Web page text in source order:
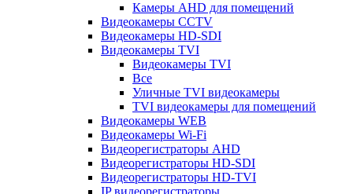
Камеры AHD для помещений
Видеокамеры CCTV
Видеокамеры HD-SDI
Видеокамеры TVI
Видеокамеры TVI
Все
Уличные TVI видеокамеры
TVI видеокамеры для помещений
Видеокамеры WEB
Видеокамеры Wi-Fi
Видеорегистраторы AHD
Видеорегистраторы HD-SDI
Видеорегистраторы HD-TVI
IP видеорегистраторы